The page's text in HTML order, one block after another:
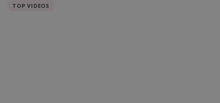
TOP VIDEOS